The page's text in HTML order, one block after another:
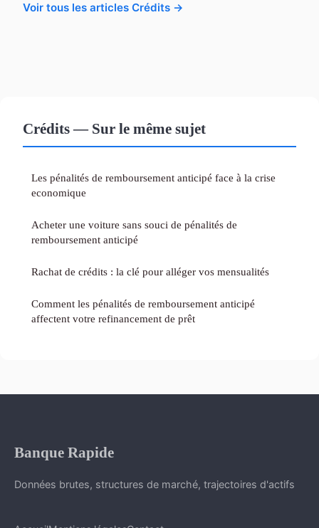
Voir tous les articles Crédits →
Crédits — Sur le même sujet
Les pénalités de remboursement anticipé face à la crise
economique
Acheter une voiture sans souci de pénalités de
remboursement anticipé
Rachat de crédits : la clé pour alléger vos mensualités
Comment les pénalités de remboursement anticipé
affectent votre refinancement de prêt
Banque Rapide
Données brutes, structures de marché, trajectoires d'actifs